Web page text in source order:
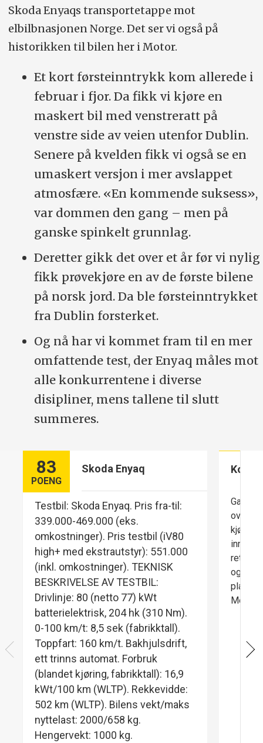
Skoda Enyaqs transportetappe mot
elbilbnasjonen Norge. Det ser vi også på
historikken til bilen her i Motor.
Et kort førsteinntrykk kom allerede i
februar i fjor. Da fikk vi kjøre en
maskert bil med venstreratt på
venstre side av veien utenfor Dublin.
Senere på kvelden fikk vi også se en
umaskert versjon i mer avslappet
atmosfære. «En kommende suksess»,
var dommen den gang – men på
ganske spinkelt grunnlag.
Deretter gikk det over et år før vi nylig
fikk prøvekjøre en av de første bilene
på norsk jord. Da ble førsteinntrykket
fra Dublin forsterket.
Og nå har vi kommet fram til en mer
omfattende test, der Enyaq måles mot
alle konkurrentene i diverse
disipliner, mens tallene til slutt
summeres.
Skoda Enyaq
83
POENG
Testbil: Skoda Enyaq. Pris fra-til:
339.000-469.000 (eks.
omkostninger). Pris testbil (iV80
high+ med ekstrautstyr): 551.000
(inkl. omkostninger). TEKNISK
BESKRIVELSE AV TESTBIL:
Drivlinje: 80 (netto 77) kWt
batterielektrisk, 204 hk (310 Nm).
0-100 km/t: 8,5 sek (fabrikktall).
Toppfart: 160 km/t. Bakhjulsdrift,
ett trinns automat. Forbruk
(blandet kjøring, fabrikktall): 16,9
kWt/100 km (WLTP). Rekkevidde:
502 km (WLTP). Bilens vekt/maks
nyttelast: 2000/658 kg.
Hengervekt: 1000 kg.
over
og nok
plass
Mer